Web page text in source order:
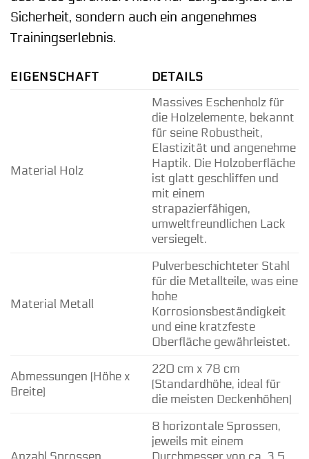
Sicherheit, sondern auch ein angenehmes
Trainingserlebnis.
EIGENSCHAFT DETAILS
Material Holz
Massives Eschenholz für
die Holzelemente, bekannt
für seine Robustheit,
Elastizität und angenehme
Haptik. Die Holzoberfläche
ist glatt geschliffen und
mit einem
strapazierfähigen,
umweltfreundlichen Lack
versiegelt.
Material Metall
Pulverbeschichteter Stahl
für die Metallteile, was eine
hohe
Korrosionsbeständigkeit
und eine kratzfeste
Oberfläche gewährleistet.
Abmessungen (Höhe x
Breite)
220 cm x 78 cm
(Standardhöhe, ideal für
die meisten Deckenhöhen)
8 horizontale Sprossen,
jeweils mit einem